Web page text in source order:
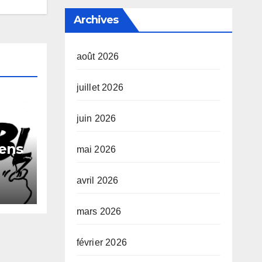
à
Archives
août 2026
juillet 2026
juin 2026
mai 2026
avril 2026
mars 2026
février 2026